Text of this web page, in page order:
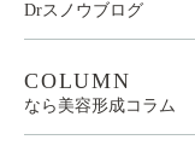
Drスノウブログ
COLUMN
なら美容形成コラム